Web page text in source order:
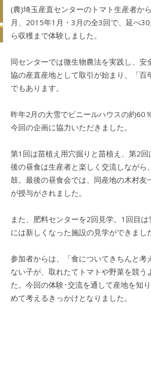
(農)埼玉産直センターのトマト生産者か
月、2015年1月・3月の全3回で、延べ
ら収穫まで体験しました。
同センターでは微生物農法を実践し、
協の産直産地として取引が始まり、「
でもあります。
昨年2月の大雪でビニールハウスの約60
今回の企画に協力いただきました。
第1回は苗植え用穴掘りと苗植え、第2
後の昼食は生産者と楽しく交流しなが
鼓。最後の昼食会では、同産地の木村
が授与がされました。
また、肥料センターを2回見学。1回目
には新しくなった施設の見学ができまし
参加者からは、「食についてきちんと
ない子が、取れたてトマトや野菜を競
た。今回の体験･交流を通して産地を知
めて考えるきっかけとなりました。